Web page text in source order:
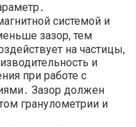
системой и
зазор, тем
на частицы,
и
при работе с
Зазор должен
гранулометрии и